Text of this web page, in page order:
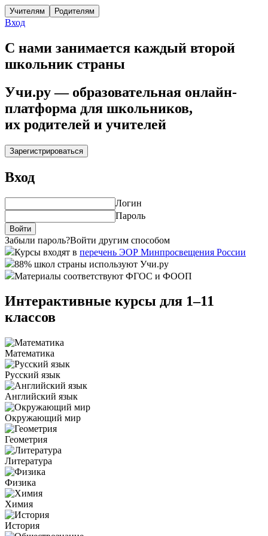
Учителям Родителям
Вход
C нами занимается каждый второй
школьник страны
Учи.ру — образовательная онлайн-
платформа для школьников,
их родителей и учителей
Зарегистрироваться
Вход
Логин
Пароль
Войти
Забыли пароль?Войти другим способом
Курсы входят в перечень ЭОР Минпросвещения России
88% школ страны используют Учи.ру
Материалы соответствуют ФГОС и ФООП
Интерактивные курсы для 1–11
классов
Математика
Русский язык
Английский язык
Окружающий мир
Геометрия
Литература
Физика
Химия
История